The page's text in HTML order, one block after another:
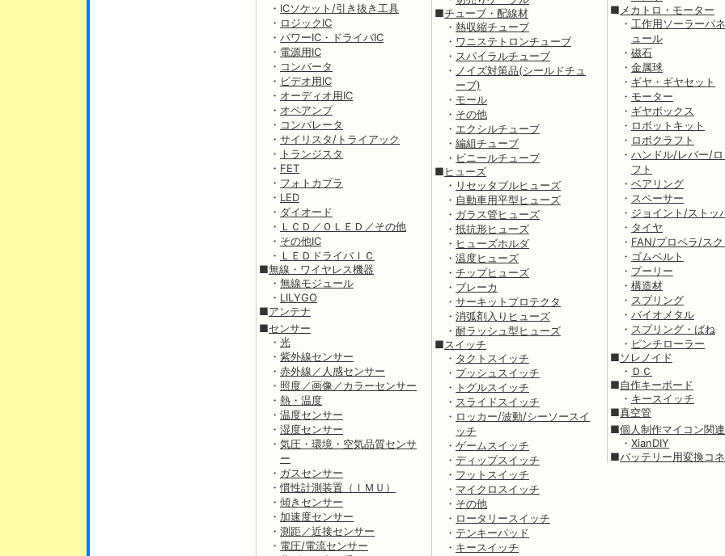
・ ICソケット/引き抜き工具
・ ロジックIC
・ パワーIC・ドライバIC
・ 電源用IC
・ コンバータ
・ ビデオ用IC
・ オーディオ用IC
・ オペアンプ
・ コンパレータ
・ サイリスタ/トライアック
・ トランジスタ
・ FET
・ フォトカプラ
・ LED
・ ダイオード
・ ＬＣＤ／ＯＬＥＤ／その他
・ その他IC
・ ＬＥＤドライバＩＣ
■無線・ワイヤレス機器
・ 無線モジュール
・ LILYGO
■アンテナ
■センサー
・ 光
・ 紫外線センサー
・ 赤外線／人感センサー
・ 照度／画像／カラーセンサー
・ 熱・温度
・ 温度センサー
・ 湿度センサー
・ 気圧・環境・空気品質センサ
ー
・ ガスセンサー
・ 慣性計測装置（ＩＭＵ）
・ 傾きセンサー
・ 加速度センサー
・ 測距／近接センサー
・ 電圧/電流センサー
■チューブ・配線材
・ 熱収縮チューブ
・ ワニステトロンチューブ
・ スパイラルチューブ
・ ノイズ対策品(シールドチュ
ーブ)
・ モール
・ その他
・ エクシルチューブ
・ 編組チューブ
・ ビニールチューブ
■ヒューズ
・ リセッタブルヒューズ
・ 自動車用平型ヒューズ
・ ガラス管ヒューズ
・ 抵抗形ヒューズ
・ ヒューズホルダ
・ 温度ヒューズ
・ チップヒューズ
・ ブレーカ
・ サーキットプロテクタ
・ 消弧剤入りヒューズ
・ 耐ラッシュ型ヒューズ
■スイッチ
・ タクトスイッチ
・ プッシュスイッチ
・ トグルスイッチ
・ スライドスイッチ
・ ロッカー/波動/シーソースイ
ッチ
・ ゲームスイッチ
・ ディップスイッチ
・ フットスイッチ
・ マイクロスイッチ
・ その他
・ ロータリースイッチ
・ テンキーパッド
・ キースイッチ
■ メカトロ・モーター
・ 工作用ソーラーパ
ュール
・ 磁石
・ 金属球
・ ギヤ・ギヤセット
・ モーター
・ ギヤボックス
・ ロボットキット
・ ロボクラフト
・ ハンドル/レバー/
フト
・ ベアリング
・ スペーサー
・ ジョイント/ストッ
・ タイヤ
・ FAN/プロペラ/スク
・ ゴムベルト
・ プーリー
・ 構造材
・ スプリング
・ バイオメタル
・ スプリング・ばね
・ ピンチローラー
■ソレノイド
・ ＤＣ
■自作キーボード
・ キースイッチ
■真空管
■個人制作マイコン関
・ XianDIY
■バッテリー用変換コ